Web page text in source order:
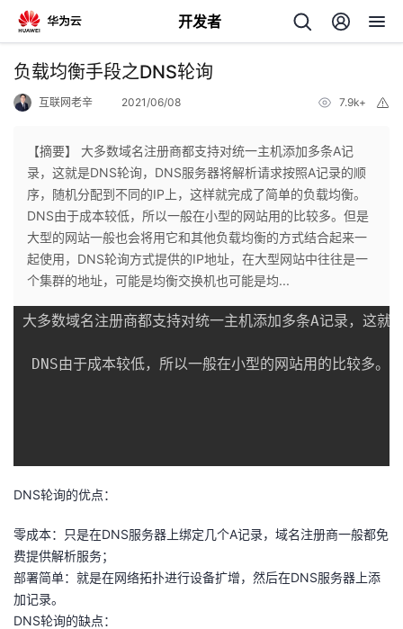
开发者
返
个
人
主
我
的
博
客
的
论
我
的
我
负载均衡手段之DNS轮询
互联网老辛 2021/06/08 7.9k+
【摘要】 大多数域名注册商都支持对统一主机添加多条A记
录，这就是DNS轮询，DNS服务器将解析请求按照A记录的顺
序，随机分配到不同的IP上，这样就完成了简单的负载均衡。
DNS由于成本较低，所以一般在小型的网站用的比较多。但是
大型的网站一般也会将用它和其他负载均衡的方式结合起来一
起使用，DNS轮询方式提供的IP地址，在大型网站中往往是一
个集群的地址，可能是均衡交换机也可能是均...
大多数域名注册商都支持对统一主机添加多条A记录，这就
DNS由于成本较低，所以一般在小型的网站用的比较多
DNS轮询的优点：
零成本：只是在DNS服务器上绑定几个A记录，域名注册商一般都免
费提供解析服务；
部署简单：就是在网络拓扑进行设备扩增，然后在DNS服务器上添
加记录。
DNS轮询的缺点：